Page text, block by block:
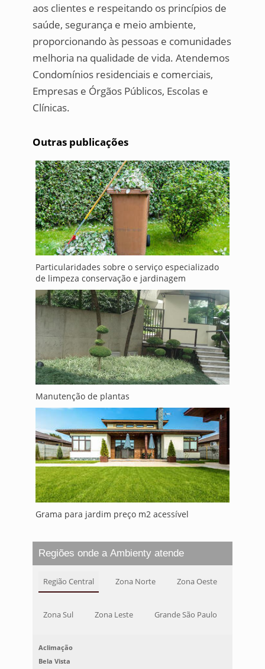
aos clientes e respeitando os princípios de
saúde, segurança e meio ambiente,
proporcionando às pessoas e comunidades
melhoria na qualidade de vida. Atendemos
Condomínios residenciais e comerciais,
Empresas e Órgãos Públicos, Escolas e
Clínicas.
Outras publicações
Particularidades sobre o serviço especializado
de limpeza conservação e jardinagem
Manutenção de plantas
Grama para jardim preço m2 acessível
Regiões onde a Ambienty atende
Região Central Zona Norte Zona Oeste
Zona Sul Zona Leste Grande São Paulo
Aclimação
Bela Vista